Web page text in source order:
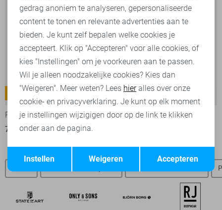
Commander 3.0 -30%
PME legend Korte broek
70,00 99,99
Nightflight
PME legend Jeans
Marketing cookies
Terug Opslaan
gedrag anoniem te analyseren, gepersonaliseerde
content te tonen en relevante advertenties aan te
bieden. Je kunt zelf bepalen welke cookies je
accepteert. Klik op "Accepteren" voor alle cookies, of
kies "Instellingen" om je voorkeuren aan te passen.
Wil je alleen noodzakelijke cookies? Kies dan
"Weigeren". Meer weten? Lees hieralles over onze
cookie- en privacyverklaring. Je kunt op elk moment
je instellingen wijzigigen door op de link te klikken
onder aan de pagina.
Accepteren
Weigeren
Instellen